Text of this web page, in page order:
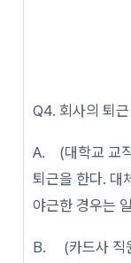
Q4. 회사의 퇴
A. (대학교 교
퇴근을 한다. 대
야근한 경우는
B. (카드사 직